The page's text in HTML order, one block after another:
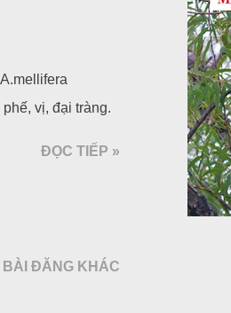
vị, đại tràng.
ĐỌC TIẾP »
BÀI ĐĂNG KHÁC